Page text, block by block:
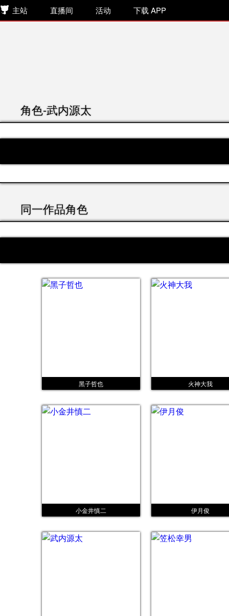
主站 直播间 活动 下载 APP
角色-武内源太
同一作品角色
黑子哲也 火神大我
小金井慎二 伊月俊